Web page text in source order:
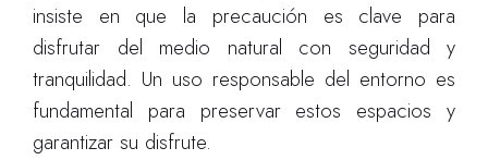
insiste en que la precaución es clave para
disfrutar del medio natural con seguridad y
tranquilidad. Un uso responsable del entorno es
fundamental para preservar estos espacios y
garantizar su disfrute.